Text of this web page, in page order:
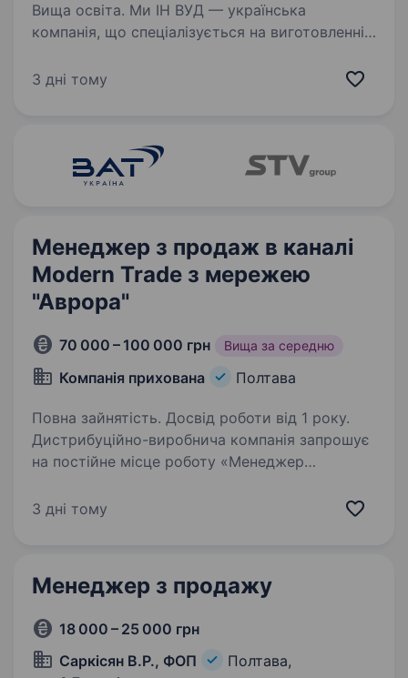
Вища освіта. Ми ІН ВУД — українська
компанія, що спеціалізується на виготовленні
ВУД це більше, ніж просто двері. Це сімейні
3 дні тому
Менеджер з продаж в каналі
Modern Trade з мережею
"Аврора"
70 000 – 100 000 грн Вища за середню
Компанія прихована Полтава
Повна зайнятість. Досвід роботи від 1 року.
Дистрибуційно-виробнича компанія запрошує
на постійне місце роботу «Менеджер
Розглядаємо кандидатів з міста Полтава або
3 дні тому
Менеджер з продажу
18 000 – 25 000 грн
Саркісян В.Р., ФОП
Полтава,